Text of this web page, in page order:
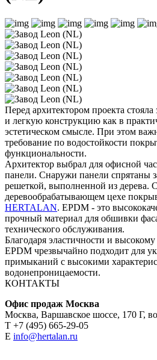
Перед архитектором проекта
и легкую конструкцию как в
эстетическом смысле. При этом
требование по водостойкости
функциональности.
Архитектор выбрал для офисной
панели. Снаружи панели спрятаны
решеткой, выполненной из дерева.
деревообрабатывающем цехе
HERTALAN. EPDM - это
прочный материал для обшивки
технического обслуживания.
Благодаря эластичности и
EPDM чрезвычайно подходит для
примыканий с высокими
водонепроницаемости.
КОНТАКТЫ
Офис продаж Москва
Москва, Варшавское шоссе, 170 Г,
Т +7 (495) 665-29-05
E info@hertalan.ru